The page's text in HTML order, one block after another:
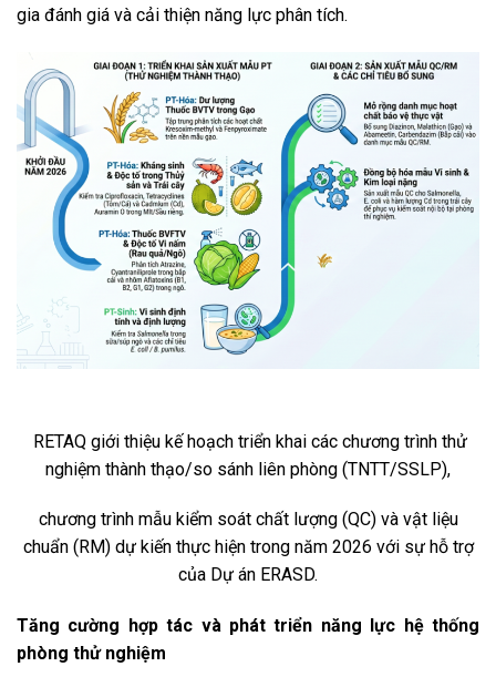
gia đánh giá và cải thiện năng lực phân tích.
RETAQ giới thiệu kế hoạch triển khai các chương trình thử
nghiệm thành thạo/so sánh liên phòng (TNTT/SSLP),
chương trình mẫu kiểm soát chất lượng (QC) và vật liệu
chuẩn (RM) dự kiến thực hiện trong năm 2026 với sự hỗ trợ
của Dự án ERASD.
Tăng cường hợp tác và phát triển năng lực hệ thống
phòng thử nghiệm